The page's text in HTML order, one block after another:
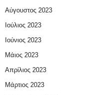
Αύγουστος 2023
Ιούλιος 2023
Ιούνιος 2023
Μάιος 2023
Απρίλιος 2023
Μάρτιος 2023